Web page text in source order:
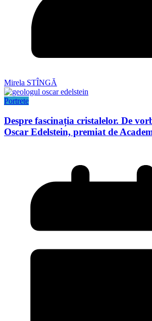
Mirela STÎNGĂ
Portrete
Despre fascinația cristalelor. De
Oscar Edelstein, premiat de